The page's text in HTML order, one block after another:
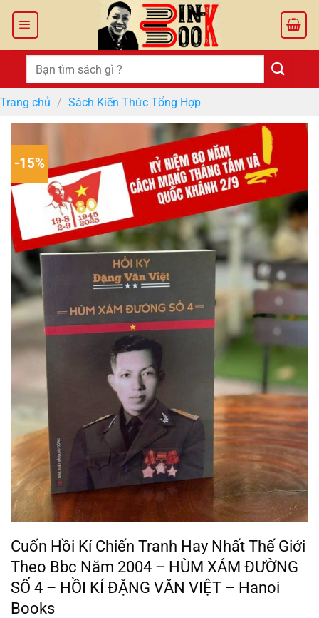
Tìm
kiếm:
Trang chủ / Sách Kiến Thức Tổng Hợp
-15%
Cuốn Hồi Kí Chiến Tranh Hay Nhất Thế Giới
Theo Bbc Năm 2004 – HÙM XÁM ĐƯỜNG
SỐ 4 – HỒI KÍ ĐẶNG VĂN VIỆT – Hanoi
Books